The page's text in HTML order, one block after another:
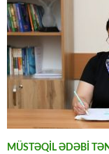
MÜSTƏQİL ƏDƏBİ